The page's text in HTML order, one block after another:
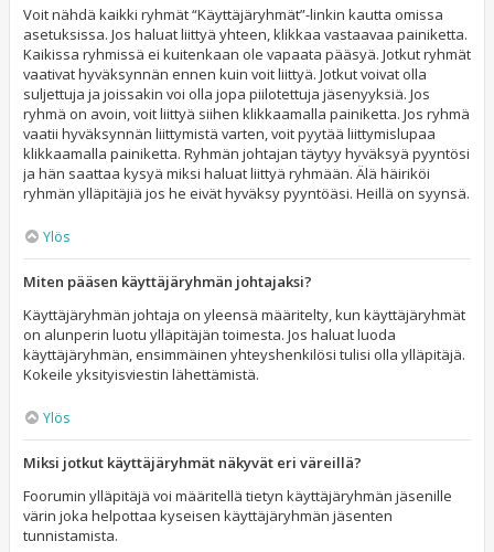
Voit nähdä kaikki ryhmät “Käyttäjäryhmät”-linkin kautta omissa
asetuksissa. Jos haluat liittyä yhteen, klikkaa vastaavaa painiketta.
Kaikissa ryhmissä ei kuitenkaan ole vapaata pääsyä. Jotkut ryhmät
vaativat hyväksynnän ennen kuin voit liittyä. Jotkut voivat olla
suljettuja ja joissakin voi olla jopa piilotettuja jäsenyyksiä. Jos
ryhmä on avoin, voit liittyä siihen klikkaamalla painiketta. Jos ryhmä
vaatii hyväksynnän liittymistä varten, voit pyytää liittymislupaa
klikkaamalla painiketta. Ryhmän johtajan täytyy hyväksyä pyyntösi
ja hän saattaa kysyä miksi haluat liittyä ryhmään. Älä häiriköi
ryhmän ylläpitäjiä jos he eivät hyväksy pyyntöäsi. Heillä on syynsä.
Ylös
Miten pääsen käyttäjäryhmän johtajaksi?
Käyttäjäryhmän johtaja on yleensä määritelty, kun käyttäjäryhmät
on alunperin luotu ylläpitäjän toimesta. Jos haluat luoda
käyttäjäryhmän, ensimmäinen yhteyshenkilösi tulisi olla ylläpitäjä.
Kokeile yksityisviestin lähettämistä.
Ylös
Miksi jotkut käyttäjäryhmät näkyvät eri väreillä?
Foorumin ylläpitäjä voi määritellä tietyn käyttäjäryhmän jäsenille
värin joka helpottaa kyseisen käyttäjäryhmän jäsenten
tunnistamista.